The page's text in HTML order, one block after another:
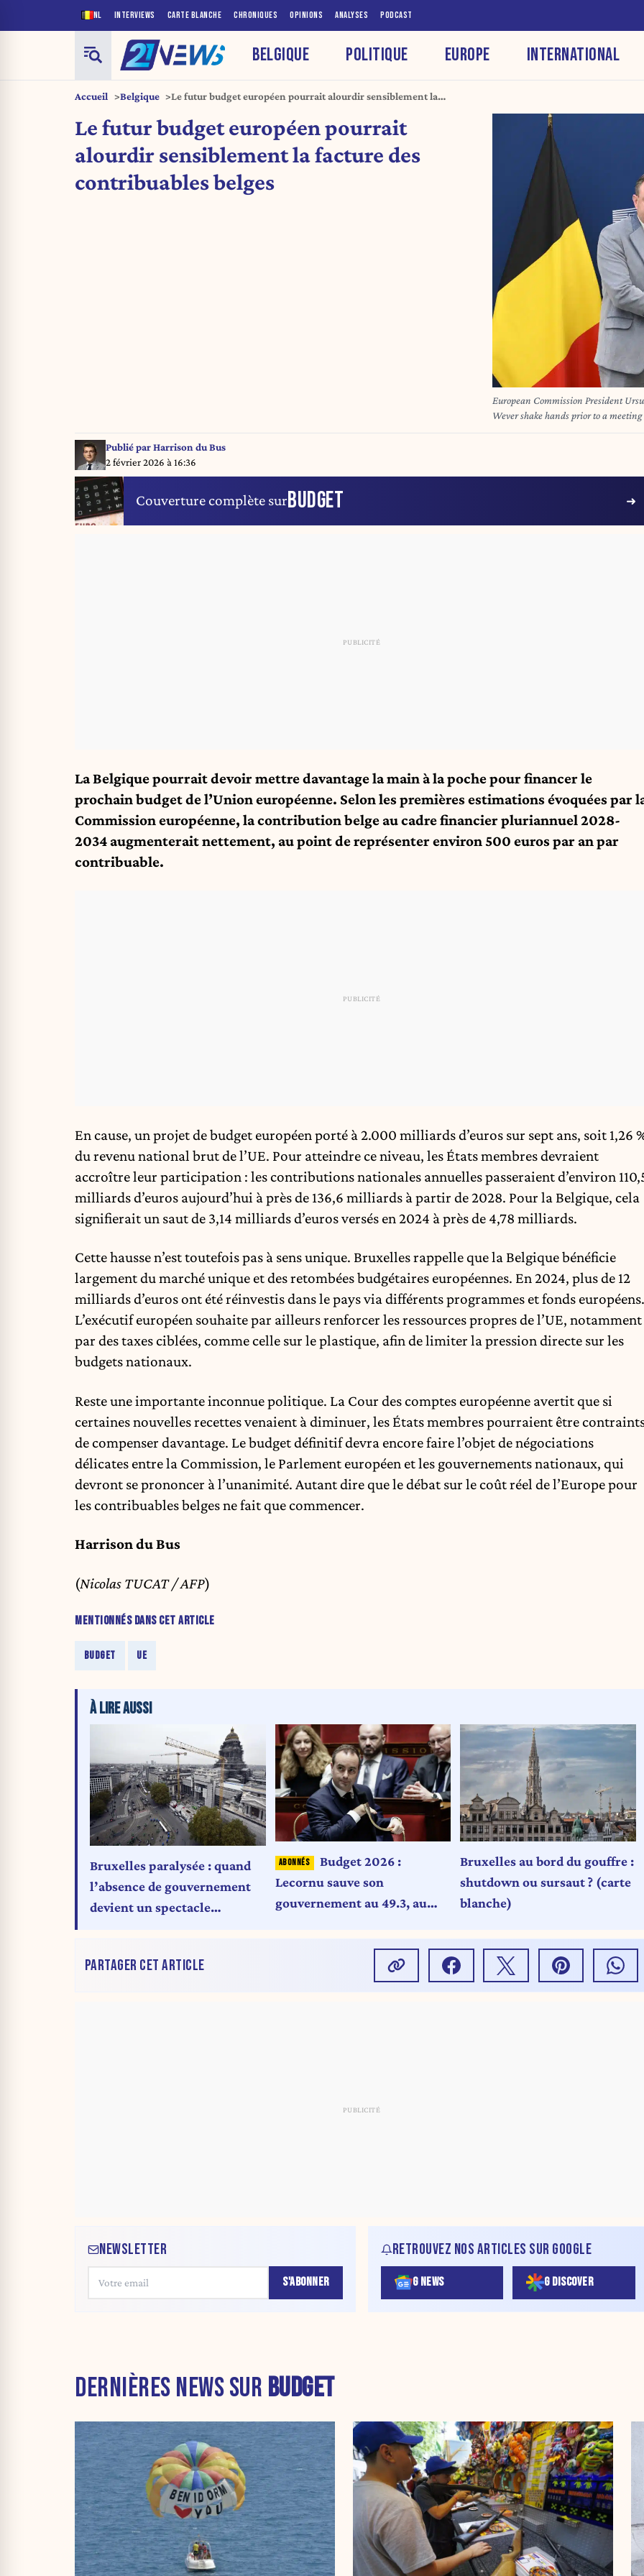
NL INTERVIEWS CARTE BLANCHE CHRONIQUES OPINIONS ANALYSES PODCAST
BELGIQUE POLITIQUE EUROPE INTERNATIONAL
Accueil Belgique
Le futur budget européen pourrait alourdir sensiblement la
Le futur budget européen pourrait
alourdir sensiblement la facture des
contribuables belges
European Commission President
Wever shake hands prior to a
Nicolas TUCAT / AFP
Publié parHarrison du Bus
2 février 2026 à 16:36
Couverture complète surBUDGET
La Belgique pourrait devoir mettre davantage la main à la poche pour financer le
prochain budget de l’Union européenne. Selon les premières estimations évoquées par
Commission européenne, la contribution belge au cadre financier pluriannuel 2028-
2034 augmenterait nettement, au point de représenter environ 500 euros par an par
contribuable.
En cause, un projet de budget européen porté à 2.000 milliards d’euros sur sept ans, soit 1,26
du revenu national brut de l’UE. Pour atteindre ce niveau, les États membres devraient
accroître leur participation : les contributions nationales annuelles passeraient d’environ
milliards d’euros aujourd’hui à près de 136,6 milliards à partir de 2028. Pour la Belgique, cela
signifierait un saut de 3,14 milliards d’euros versés en 2024 à près de 4,78 milliards.
Cette hausse n’est toutefois pas à sens unique. Bruxelles rappelle que la Belgique bénéficie
largement du marché unique et des retombées budgétaires européennes. En 2024, plus de 12
milliards d’euros ont été réinvestis dans le pays via différents programmes et fonds européens.
L’exécutif européen souhaite par ailleurs renforcer les ressources propres de l’UE, notamment
par des taxes ciblées, comme celle sur le plastique, afin de limiter la pression directe sur les
budgets nationaux.
Reste une importante inconnue politique. La Cour des comptes européenne avertit que si
certaines nouvelles recettes venaient à diminuer, les États membres pourraient être
de compenser davantage. Le budget définitif devra encore faire l’objet de négociations
délicates entre la Commission, le Parlement européen et les gouvernements nationaux, qui
devront se prononcer à l’unanimité. Autant dire que le débat sur le coût réel de l’Europe pour
les contribuables belges ne fait que commencer.
Harrison du Bus
(Nicolas TUCAT / AFP)
MENTIONNÉS DANS CET ARTICLE
BUDGET UE
À LIRE AUSSI
Bruxelles paralysée : quand
l’absence de gouvernement
devient un spectacle
Budget 2026 :
Lecornu sauve son
gouvernement au 49.3, au
Bruxelles au bord du gouffre :
shutdown ou sursaut ? (carte
blanche)
PARTAGER CET ARTICLE
NEWSLETTER
S'ABONNER
RETROUVEZ NOS ARTICLES SUR GOOGLE
G NEWS G DISCOVER
DERNIÈRES NEWS SUR BUDGET